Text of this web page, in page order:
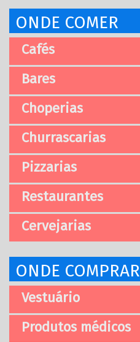
ONDE COMER
Cafés
Bares
Choperias
Churrascarias
Pizzarias
Restaurantes
Cervejarias
ONDE COMPRAR
Vestuário
Produtos médicos